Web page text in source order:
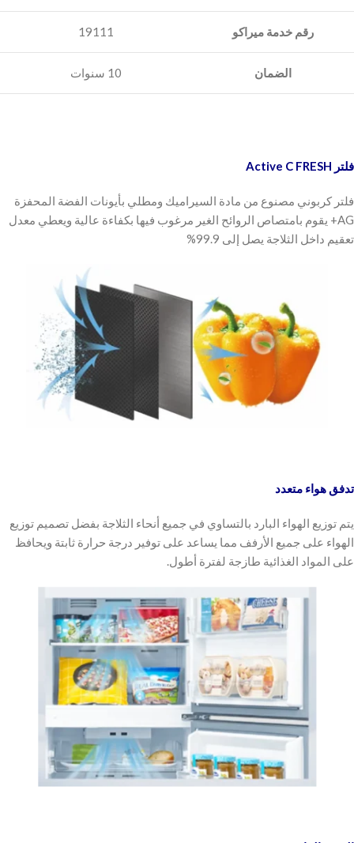
رقم خدمة ميراكو 19111
الضمان 10 سنوات
فلتر Active C FRESH
فلتر كربوني مصنوع من مادة السيراميك ومطلي بأيونات الفضة المحفزة
AG+ يقوم بامتصاص الروائح الغير مرغوب فيها بكفاءة عالية ويعطي معدل
تعقيم داخل الثلاجة يصل إلى 99.9%
تدفق هواء متعدد
يتم توزيع الهواء البارد بالتساوي في جميع أنحاء الثلاجة بفضل تصميم توزيع
الهواء على جميع الأرفف مما يساعد على توفير درجة حرارة ثابتة ويحافظ
على المواد الغذائية طازجة لفترة أطول.